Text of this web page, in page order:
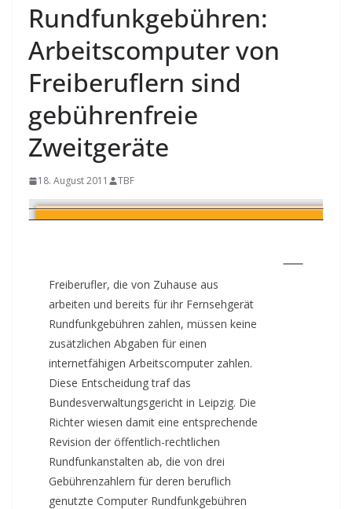
Rundfunkgebühren:
Arbeitscomputer von
Freiberuflern sind
gebührenfreie
Zweitgeräte
18. August 2011 TBF
Freiberufler, die von Zuhause aus
arbeiten und bereits für ihr Fernsehgerät
Rundfunkgebühren zahlen, müssen keine
zusätzlichen Abgaben für einen
internetfähigen Arbeitscomputer zahlen.
Diese Entscheidung traf das
Bundesverwaltungsgericht in Leipzig. Die
Richter wiesen damit eine entsprechende
Revision der öffentlich-rechtlichen
Rundfunkanstalten ab, die von drei
Gebührenzahlern für deren beruflich
genutzte Computer Rundfunkgebühren